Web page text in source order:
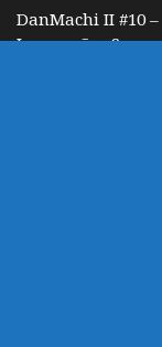
DanMachi II #10 –
Impressões